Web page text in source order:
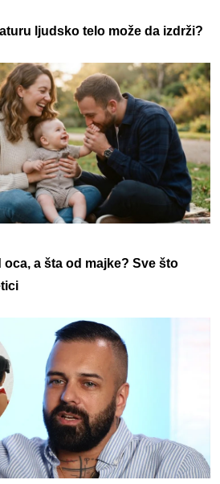
ljudsko telo može da izdrži?
a šta od majke? Sve što